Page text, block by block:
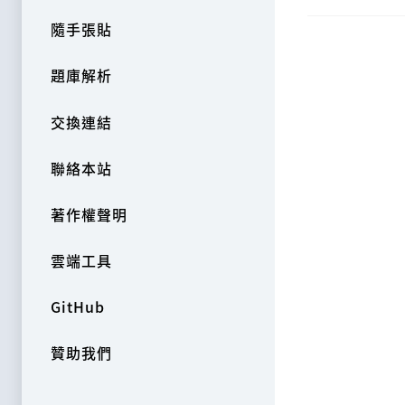
隨手張貼
題庫解析
交換連結
聯絡本站
著作權聲明
雲端工具
GitHub
贊助我們